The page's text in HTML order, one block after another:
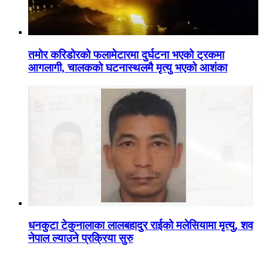
तमोर करिडोरको फलामेटारमा दुर्घटना भएको ट्रकमा
आगलागी, चालकको घटनास्थलमै मृत्यु भएको आशंका
धनकुटा टेकुनालाका लालबहादुर राईको मलेसियामा मृत्यु, शव
नेपाल ल्याउने प्रक्रिया सुरु